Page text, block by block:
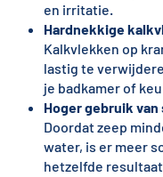
en irritatie.
Hardnekkige
Kalkvlekken op
lastig te
je badkamer of
Hoger gebruik
Doordat zeep
water, is er meer
hetzelfde